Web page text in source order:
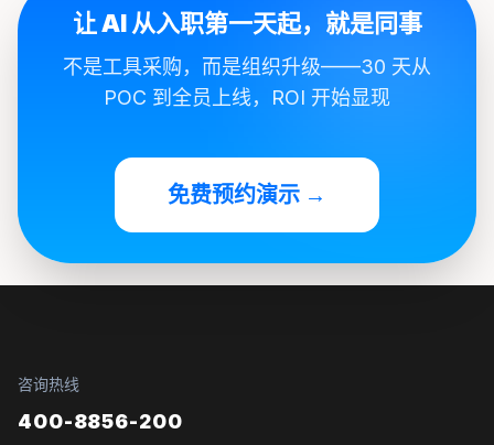
让 AI 从入职第一天起，就是同事
不是工具采购，而是组织升级——30 天从
POC 到全员上线，ROI 开始显现
免费预约演示 →
咨询热线
400-8856-200